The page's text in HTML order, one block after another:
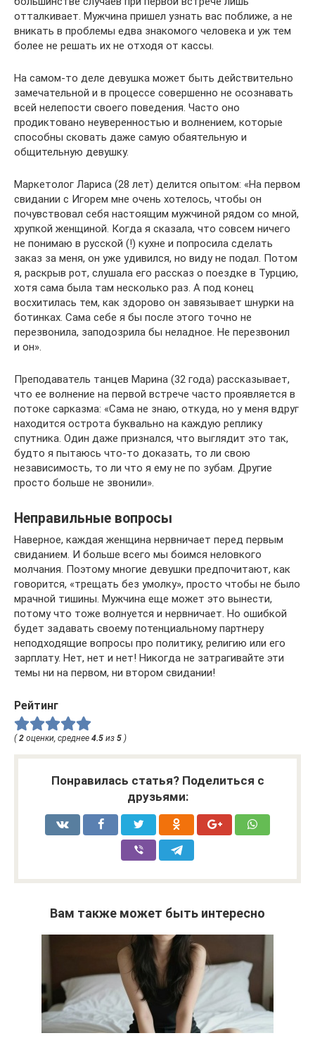
отталкивает. Мужчина пришел узнать вас поближе, а не
вникать в проблемы едва знакомого человека и уж тем
более не решать их не отходя от ­кассы.
На самом‑то деле девушка может быть действительно
замечательной и в процессе совершенно не осознавать
всей нелепости своего поведения. Часто оно
продиктовано неуверенностью и волнением, которые
способны сковать даже самую обаятельную и
общительную ­девушку.
Маркетолог Лариса (28 лет) делится опытом: «На первом
свидании с Игорем мне очень хотелось, чтобы он
почувствовал себя настоящим мужчиной рядом со мной,
хрупкой женщиной. Когда я сказала, что совсем ничего
не понимаю в русской (!) кухне и попросила сделать
заказ за меня, он уже удивился, но виду не подал. Потом
я, раскрыв рот, слушала его рассказ о поездке в Турцию,
хотя сама была там несколько раз. А под конец
восхитилась тем, как здорово он завязывает шнурки на
ботинках. Сама себе я бы после этого точно не
перезвонила, заподозрила бы ­неладное. Не перезвонил
и ­он».
Преподаватель танцев Марина (32 года) рассказывает,
что ее волнение на первой встрече часто проявляется в
потоке сарказма: «Сама не знаю, откуда, но у меня вдруг
находится острота буквально на каждую реплику
спутника. Один даже признался, что выглядит это так,
будто я пытаюсь что‑то доказать, то ли свою
независимость, то ли что я ему не по зубам. Другие
просто больше не ­звонили».
Неправильные вопросы
Наверное, каждая женщина нервничает перед первым
свиданием. И больше всего мы боимся неловкого
молчания. Поэтому многие девушки предпочитают, как
говорится, «трещать без умолку», просто чтобы не было
мрачной тишины. Мужчина еще может это вынести,
потому что тоже волнуется и нервничает. Но ошибкой
будет задавать своему потенциальному партнеру
неподходящие вопросы про политику, религию или его
зарплату. Нет, нет и нет! Никогда не затрагивайте эти
темы ни на первом, ни втором свидании!
Рейтинг
( 2 оценки, среднее 4.5 из 5 )
Понравилась статья? Поделиться с
друзьями:
Вам также может быть интересно